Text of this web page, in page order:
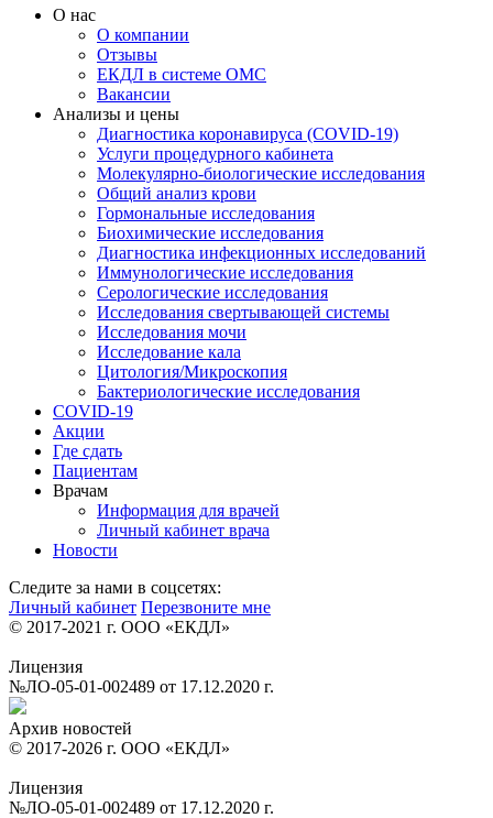
О нас
О компании
Отзывы
ЕКДЛ в системе ОМС
Вакансии
Анализы и цены
Диагностика коронавируса (COVID-19)
Услуги процедурного кабинета
Молекулярно-биологические исследования
Общий анализ крови
Гормональные исследования
Биохимические исследования
Диагностика инфекционных исследований
Иммунологические исследования
Серологические исследования
Исследования свертывающей системы
Исследования мочи
Исследование кала
Цитология/Микроскопия
Бактериологические исследования
COVID-19
Акции
Где сдать
Пациентам
Врачам
Информация для врачей
Личный кабинет врача
Новости
Следите за нами в соцсетях:
Личный кабинет Перезвоните мне
© 2017-2021 г. ООО «ЕКДЛ»
Лицензия
№ЛО-05-01-002489 от 17.12.2020 г.
Архив новостей
© 2017-2026 г. ООО «ЕКДЛ»
Лицензия
№ЛО-05-01-002489 от 17.12.2020 г.